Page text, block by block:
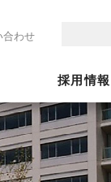
合わせ
採用情報